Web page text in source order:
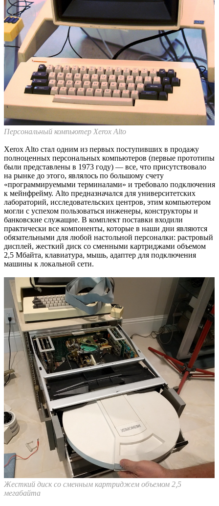
Персональный компьютер Xerox Alto
Xerox Alto стал одним из первых поступивших в продажу
полноценных персональных компьютеров (первые прототипы
были представлены в 1973 году) — все, что присутствовало
на рынке до этого, являлось по большому счету
«программируемыми терминалами» и требовало подключения
к мейнфрейму. Alto предназначался для университетских
лабораторий, исследовательских центров, этим компьютером
могли с успехом пользоваться инженеры, конструкторы и
банковские служащие. В комплект поставки входили
практически все компоненты, которые в наши дни являются
обязательными для любой настольной персоналки: растровый
дисплей, жесткий диск со сменными картриджами объемом
2,5 Мбайта, клавиатура, мышь, адаптер для подключения
машины к локальной сети.
Жесткий диск со сменным картриджем объемом 2,5
мегабайта